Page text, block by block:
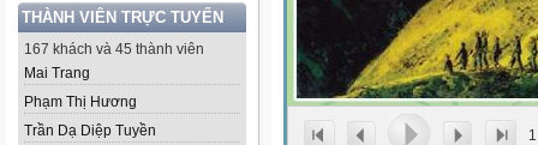
THÀNH VIÊN TRỰC TUYẾN
167 khách và 45 thành viên
Mai Trang
Phạm Thị Hương
Trần Dạ Diệp Tuyền
1